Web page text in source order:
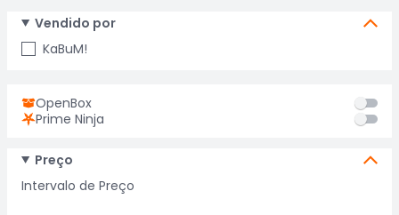
 Ativar tradutor em libras
Vendido por
KaBuM!
OpenBox
Prime Ninja
Preço
Intervalo de Preço